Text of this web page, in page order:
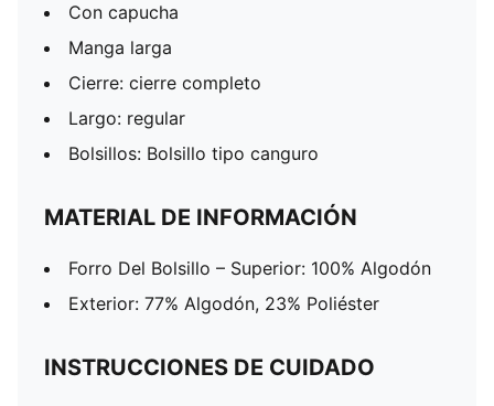
Con capucha
Manga larga
Cierre: cierre completo
Largo: regular
Bolsillos: Bolsillo tipo canguro
MATERIAL DE INFORMACIÓN
Forro Del Bolsillo – Superior: 100% Algodón
Exterior: 77% Algodón, 23% Poliéster
INSTRUCCIONES DE CUIDADO